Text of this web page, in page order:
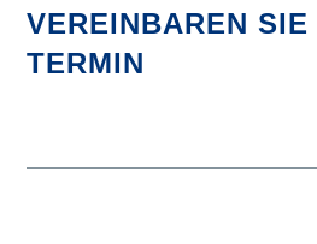
VEREINBAREN SIE
TERMIN